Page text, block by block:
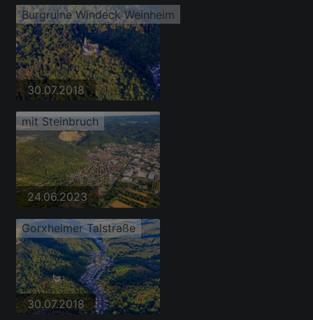
Burgruine Windeck Weinheim
30.07.2018
mit Steinbruch
24.06.2023
Gorxheimer Talstraße
30.07.2018